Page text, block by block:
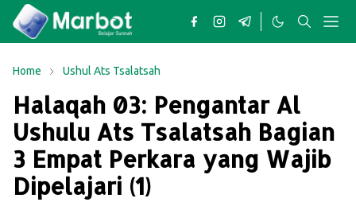
Home Ushul Ats Tsalatsah
Halaqah 03: Pengantar Al
Ushulu Ats Tsalatsah Bagian
3 Empat Perkara yang Wajib
Dipelajari (1)